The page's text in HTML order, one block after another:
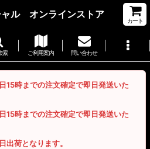
ル オンラインストア
カート
索 ご利用案内 問い合わせ
15時までの注文確定で即日発送いた
15時までの注文確定で即日発送いた
出荷となります。